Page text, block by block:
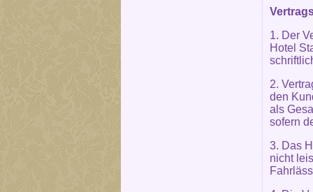
1. Der
Hotel
2.
den
als
sofern
3. Das
nicht